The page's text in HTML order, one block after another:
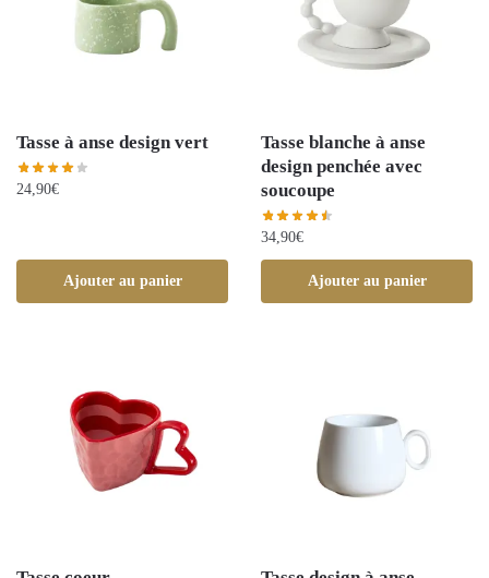
Tasse à anse design vert
24,90€
Ajouter au panier
Tasse blanche à anse
design penchée avec
soucoupe
34,90€
Ajouter au panier